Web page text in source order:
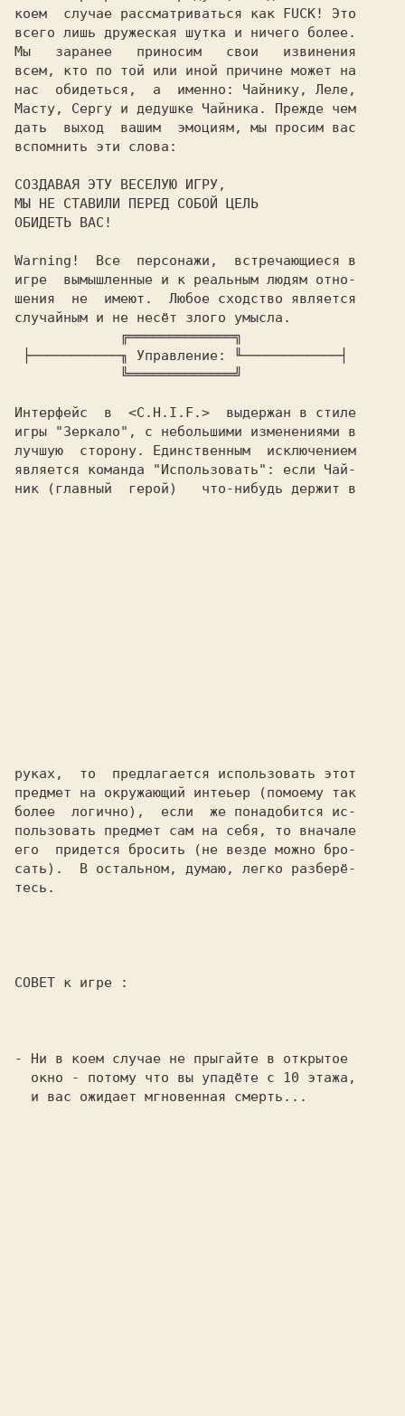
коем  случае рассматриваться как FUCK! Это
всего лишь дружеская шутка и ничего более.
Мы   заранее   приносим   свои   извинения
всем, кто по той или иной причине может на
нас  обидеться,  а  именно: Чайнику, Леле,
Масту, Сергу и дедушке Чайника. Прежде чем
дать  выход  вашим  эмоциям, мы просим вас
вспомнить эти слова:
СОЗДАВАЯ ЭТУ ВЕСЕЛУЮ ИГРУ,
МЫ НЕ СТАВИЛИ ПЕРЕД СОБОЙ ЦЕЛЬ
ОБИДЕТЬ ВАС!
Warning! Все  персонажи,  встречающиеся в
игре  вымышленные и к реальным людям отно-
шения  не  имеют.  Любое сходство является
├───────────╖ Управление:
╙────────────┤
Интерфейс  в <C.H.I.F.> выдержан в стиле
игры "Зеркало", с небольшими изменениями в
лучшую  сторону. Единственным  исключением
является команда "Использовать": если Чай-
ник (главный  герой)   что-нибудь держит в
руках,  то  предлагается использовать этот
предмет на окружающий интеьер (помоему так
более  логично),  если  же понадобится ис-
пользовать предмет сам на себя, то вначале
его  придется бросить (не везде можно бро-
сать).  В остальном, думаю, легко разберё-
тесь.
СОВЕТ к игре :
- Ни в коем случае не прыгайте в открытое